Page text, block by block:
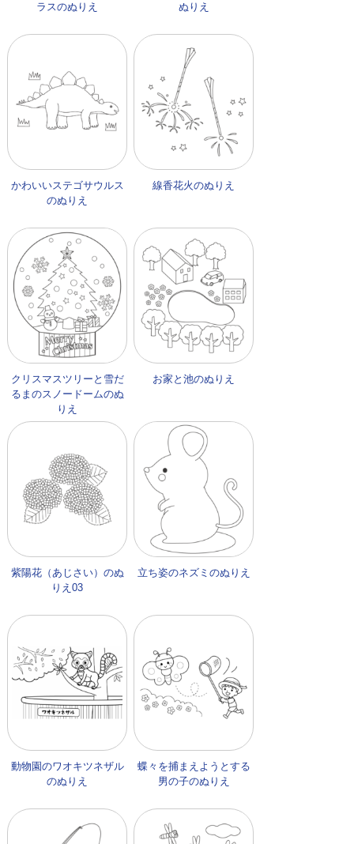
ラスのぬりえ
ぬりえ
かわいいステゴサウルス
のぬりえ
線香花火のぬりえ
クリスマスツリーと雪だ
るまのスノードームのぬ
りえ
お家と池のぬりえ
紫陽花（あじさい）のぬ
りえ03
立ち姿のネズミのぬりえ
動物園のワオキツネザル
のぬりえ
蝶々を捕まえようとする
男の子のぬりえ